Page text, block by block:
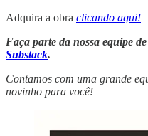
Adquira a obra clicando aqui!
Faça parte da nossa equipe
Substack.
Contamos com uma grande
novinho para você!